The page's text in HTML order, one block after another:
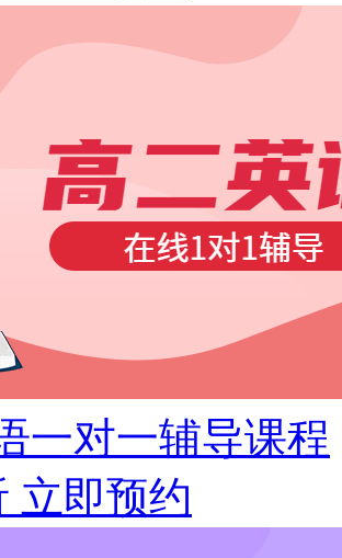
一对一辅导课程
立即预约